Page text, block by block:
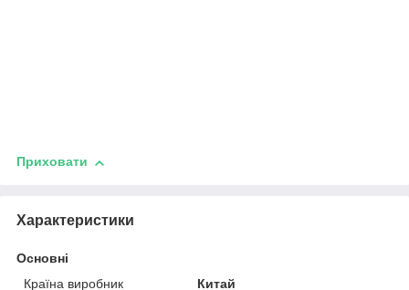
Приховати
Характеристики
Основні
Країна виробник
Китай